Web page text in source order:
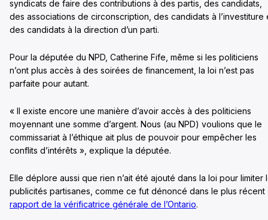
syndicats de faire des contributions à des partis, des candidats,
des associations de circonscription, des candidats à l’investiture
des candidats à la direction d’un parti.
Pour la députée du NPD, Catherine Fife, même si les politiciens
n’ont plus accès à des soirées de financement, la loi n’est pas
parfaite pour autant.
« Il existe encore une manière d’avoir accès à des politiciens
moyennant une somme d’argent. Nous (au NPD) voulions que le
commissariat à l’éthique ait plus de pouvoir pour empêcher les
conflits d’intérêts », explique la députée.
Elle déplore aussi que rien n’ait été ajouté dans la loi pour limiter
publicités partisanes, comme ce fut dénoncé dans le plus récent
rapport de la vérificatrice générale de l’Ontario.